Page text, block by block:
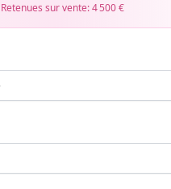
Retenues sur vente:4 500 €